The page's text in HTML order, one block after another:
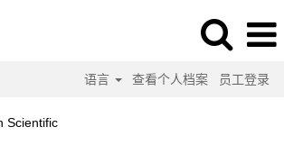
语言 查看个人档案 员工登录
Scientific（当